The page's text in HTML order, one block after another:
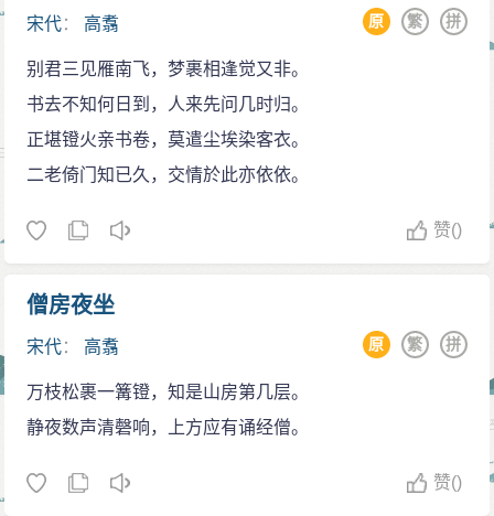
宋代： 高翥 拼
繁
原
别君三见雁南飞，梦裹相逢觉又非。
书去不知何日到，人来先问几时归。
正堪镫火亲书卷，莫遣尘埃染客衣。
二老倚门知已久，交情於此亦依依。
赞()
僧房夜坐
宋代： 高翥 拼
繁
原
万枝松裹一篝镫，知是山房第几层。
静夜数声清磬响，上方应有诵经僧。
赞()